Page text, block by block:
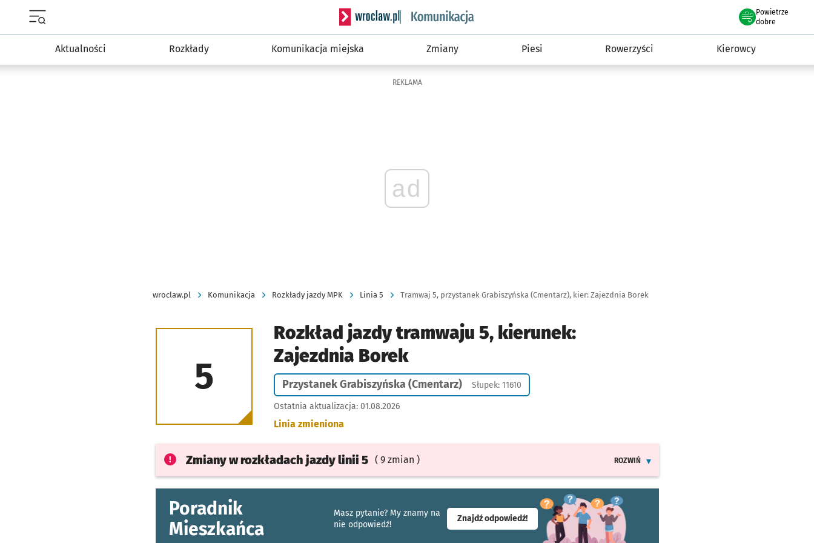
Serwis informacyjny wroclaw.pl podserwis: Komunikacja
Powietrze
we Wrocławiu
dobre
Aktualności Rozkłady Komunikacja miejska Zmiany Piesi Rowerzyści Kierowcy
REKLAMA
ad
wroclaw.pl Komunikacja Rozkłady jazdy MPK Linia 5 Tramwaj 5, przystanek Grabiszyńska (Cmentarz), kier: Zajezdnia Borek
5
Rozkład jazdy tramwaju 5, kierunek:
Zajezdnia Borek
Przystanek Grabiszyńska (Cmentarz) Słupek: 11610
Ostatnia aktualizacja: 01.08.2026
Linia zmieniona
Zmiany w rozkładach jazdylinii 5 ( 9 zmian )
ROZWIŃ
Poradnik
Mieszkańca
Masz pytanie? My znamy na
nie odpowiedź!
Znajdź odpowiedź!- otworzy się w nowej karcie